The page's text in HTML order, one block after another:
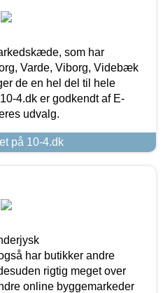
som har
Varde, Viborg, Videbæk
de en hel del til hele
4.dk er godkendt af E-
udvalg.
på 10-4.dk
har butikker andre
rigtig meget over
online byggemarkeder